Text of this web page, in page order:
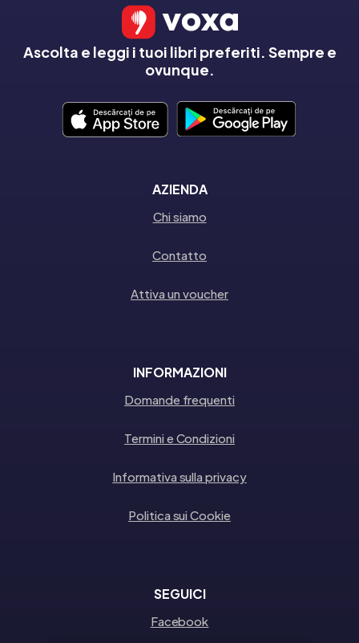
Ascolta e leggi i tuoi libri preferiti. Sempre e
ovunque.
AZIENDA
Chi siamo
Contatto
Attiva un voucher
INFORMAZIONI
Domande frequenti
Termini e Condizioni
Informativa sulla privacy
Politica sui Cookie
SEGUICI
Facebook